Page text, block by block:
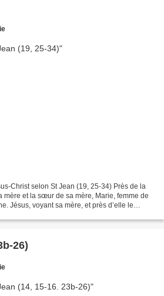
Christ selon St Jean (19, 25-34) Près de la
mère et la sœur de sa mère, Marie, femme de
Jésus, voyant sa mère, et près d’elle le
26)